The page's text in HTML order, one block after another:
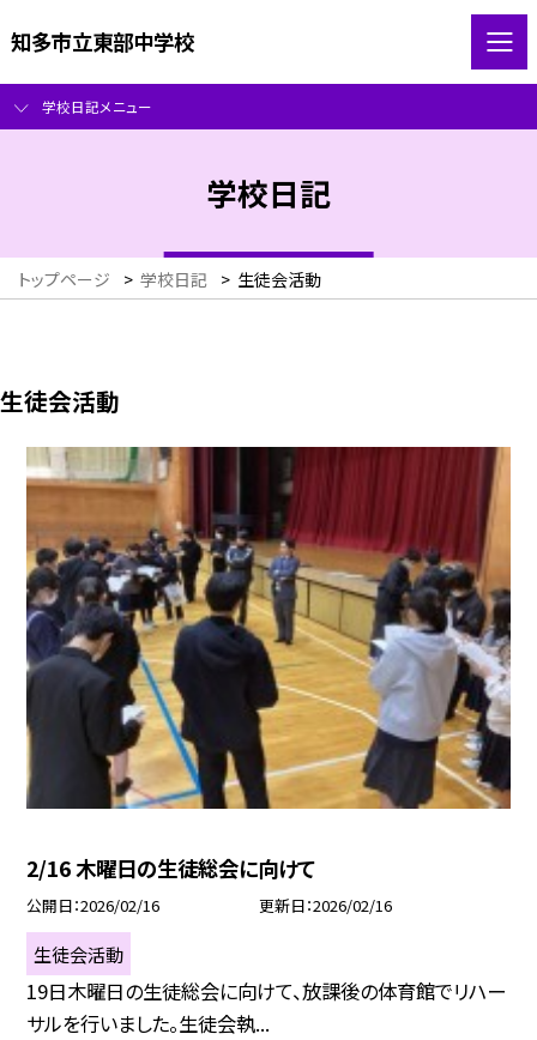
知多市立東部中学校
学校日記メニュー
学校日記
トップページ > 学校日記 > 生徒会活動
生徒会活動
2/16 木曜日の生徒総会に向けて
公開日 2026/02/16 更新日 2026/02/16
生徒会活動
19日木曜日の生徒総会に向けて、放課後の体育館でリハー
サルを行いました。生徒会執...